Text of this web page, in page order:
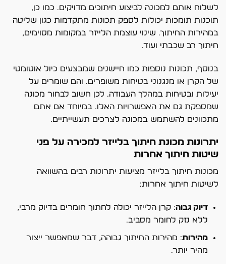
לשלוח אותם למכונה לביצוע חיתוכים מדויקים. כמו כן,
תוכנות תומכות יכולות לספק תכונות מתקדמות כגון שליטה
במהירות החיתוך. שינוי עוצמת הלייזר במקומות מסוימים,
חיתוך רב שכבתי ועוד.
בנוסף, תכונות נוספות כמו חיישנים שמבצעים כיול אוטומטי
של הקרן או מנגנוני בטיחות משופרים. והם שומרים על
יעילות ובטיחות במהלך העבודה. לכן חשוב לבחור מכונה
שמספקת גם את האפשרויות האלו. במיוחד אם אתם
מתכוונים להשתמש במכונה לצרכים תעשייתיים.
יתרונות מכונת חיתוך בלייזר למכירה על פני
שיטות חיתוך אחרות
מכונות חיתוך בלייזר מציעות יתרונות רבים בהשוואה
לשיטות חיתוך אחרות:
דיוק גבוה: קרן הלייזר יכולה לחתוך חומרים בדיוק מרבי,
ללא נזק לחומר מסביב.
מהירות: מהירות החיתוך גבוהה, דבר שמאפשר ייצור
מהיר יותר.